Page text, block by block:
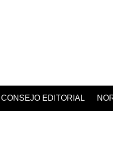
CONSEJO EDITORIAL